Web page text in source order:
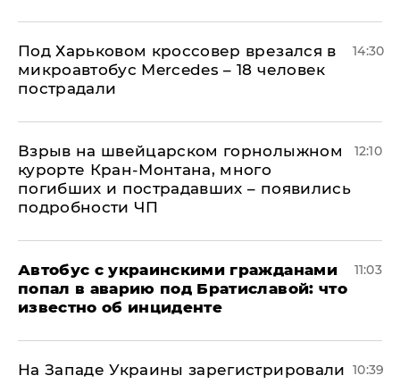
Под Харьковом кроссовер врезался в
микроавтобус Mercedes – 18 человек
пострадали
14:30
Взрыв на швейцарском горнолыжном
курорте Кран-Монтана, много
погибших и пострадавших – появились
подробности ЧП
12:10
Автобус с украинскими гражданами
попал в аварию под Братиславой: что
известно об инциденте
11:03
На Западе Украины зарегистрировали 10:39